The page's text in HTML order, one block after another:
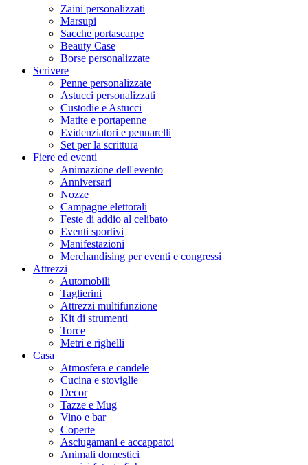
Zaini personalizzati
Marsupi
Sacche portascarpe
Beauty Case
Borse personalizzate
Scrivere
Penne personalizzate
Astucci personalizzati
Custodie e Astucci
Matite e portapenne
Evidenziatori e pennarelli
Set per la scrittura
Fiere ed eventi
Animazione dell'evento
Anniversari
Nozze
Campagne elettorali
Feste di addio al celibato
Eventi sportivi
Manifestazioni
Merchandising per eventi e congressi
Attrezzi
Automobili
Taglierini
Attrezzi multifunzione
Kit di strumenti
Torce
Metri e righelli
Casa
Atmosfera e candele
Cucina e stoviglie
Decor
Tazze e Mug
Vino e bar
Coperte
Asciugamani e accappatoi
Animali domestici